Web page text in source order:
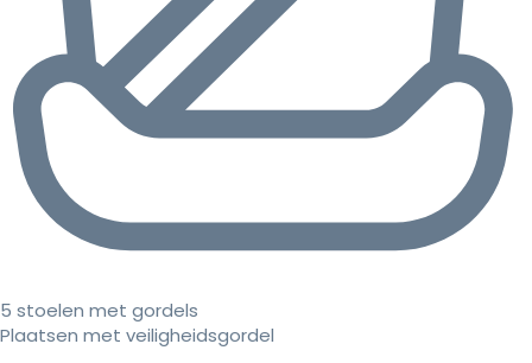
5 stoelen met gordels
Plaatsen met veiligheidsgordel